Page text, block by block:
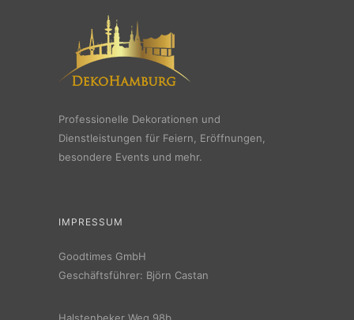
Professionelle Dekorationen und
Dienstleistungen für Feiern, Eröffnungen,
besondere Events und mehr.
IMPRESSUM
Goodtimes GmbH
Geschäftsführer: Björn Castan